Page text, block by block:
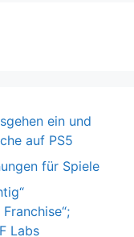
ein und
auf PS5
für Spiele
Labs